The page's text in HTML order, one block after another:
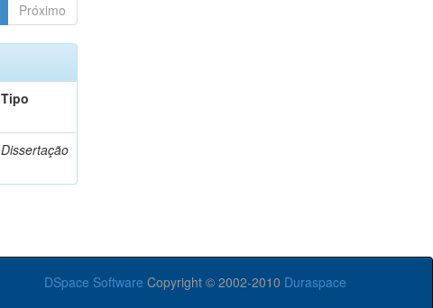
Próximo
Tipo
Dissertação
DSpace Software Copyright © 2002-2010 Duraspace